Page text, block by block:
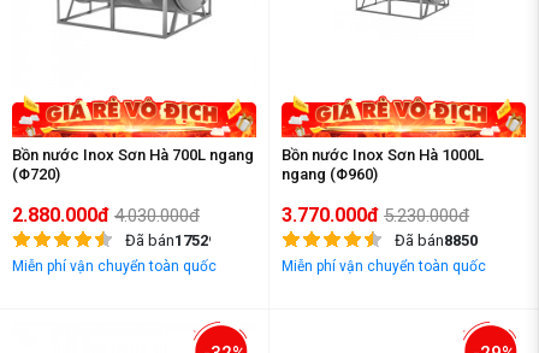
Bồn nước Inox Sơn Hà 700L ngang
(Φ720)
2.880.000đ 4.030.000đ
Đã bán17529
Miễn phí vận chuyển toàn quốc
Bồn nước Inox Sơn Hà 1000L
ngang (Φ960)
3.770.000đ 5.230.000đ
Đã bán8850
Miễn phí vận chuyển toàn quốc